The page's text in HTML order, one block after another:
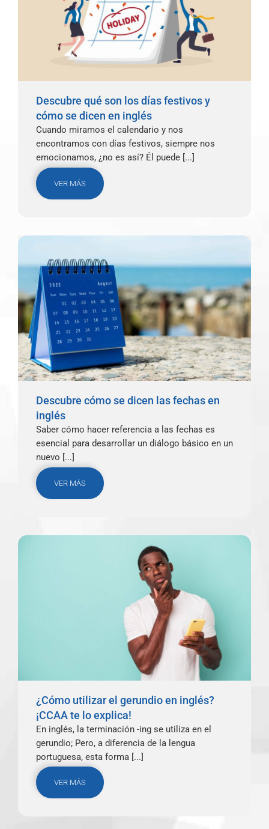
Descubre qué son los días festivos y
cómo se dicen en inglés
Cuando miramos el calendario y nos
encontramos con días festivos, siempre nos
emocionamos, ¿no es así? Él puede [...]
VER MÁS
Descubre cómo se dicen las fechas en
inglés
Saber cómo hacer referencia a las fechas es
esencial para desarrollar un diálogo básico en un
nuevo [...]
VER MÁS
¿Cómo utilizar el gerundio en inglés?
¡CCAA te lo explica!
En inglés, la terminación -ing se utiliza en el
gerundio; Pero, a diferencia de la lengua
portuguesa, esta forma [...]
VER MÁS